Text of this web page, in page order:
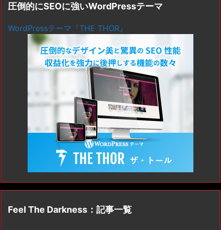
圧倒的にSEOに強いWordPressテーマ
WordPressテーマ『THE THOR』
Feel The Darkness：記事一覧